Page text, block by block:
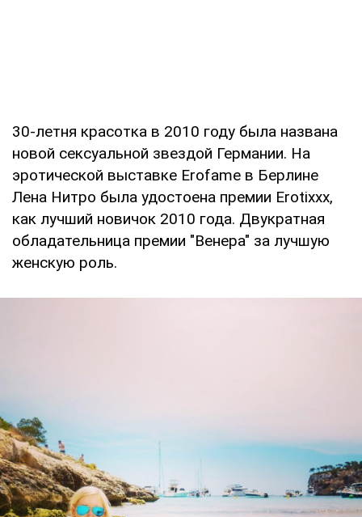
30-летня красотка в 2010 году была названа
новой сексуальной звездой Германии. На
эротической выставке Erofame в Берлине
Лена Нитро была удостоена премии Erotixxx,
как лучший новичок 2010 года. Двукратная
обладательница премии "Венера" за лучшую
женскую роль.